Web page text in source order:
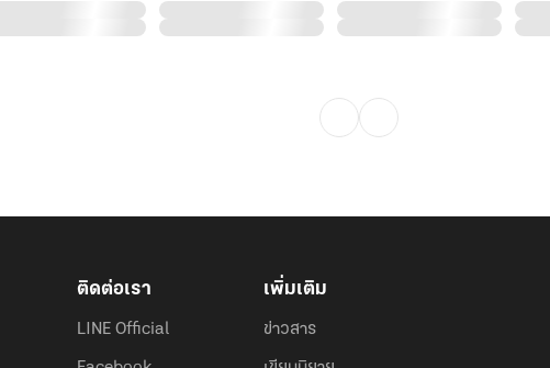
ติดต่อเรา
LINE Official
เพิ่มเติม
ข่าวสาร